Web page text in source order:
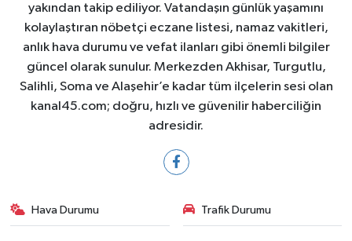
yakından takip ediliyor. Vatandaşın günlük yaşamını
kolaylaştıran nöbetçi eczane listesi, namaz vakitleri,
anlık hava durumu ve vefat ilanları gibi önemli bilgiler
güncel olarak sunulur. Merkezden Akhisar, Turgutlu,
Salihli, Soma ve Alaşehir’e kadar tüm ilçelerin sesi olan
kanal45.com; doğru, hızlı ve güvenilir haberciliğin
adresidir.
Hava Durumu Trafik Durumu